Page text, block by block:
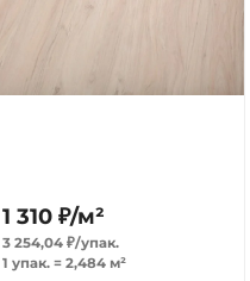
1 310 ₽/м²
3 254,04 ₽/упак.
1 упак. = 2,484 м²